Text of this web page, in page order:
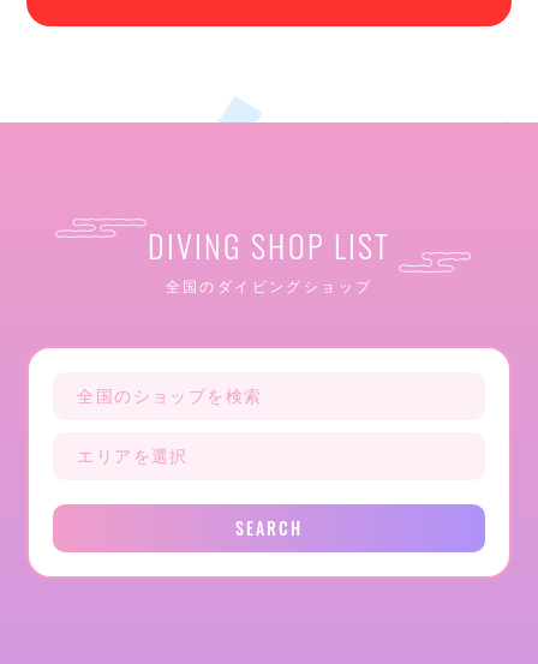
DIVING SHOP LIST
全国のダイビングショップ
SEARCH